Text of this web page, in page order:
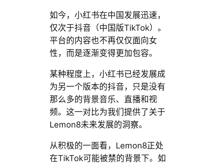
如今，小红书在中国发展迅速，
仅次于抖音（中国版TikTok）。
平台的内容也不再仅仅面向女
性，而是逐渐变得更加包容。
某种程度上，小红书已经发展成
为另一个版本的抖音，只是没有
那么多的背景音乐、直播和视
频。这一对比为我们提供了关于
Lemon8未来发展的洞察。
从积极的一面看，Lemon8正处
在TikTok可能被禁的背景下。如